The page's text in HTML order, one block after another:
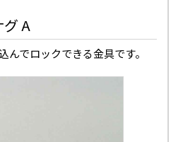
A
んでロックできる金具です。